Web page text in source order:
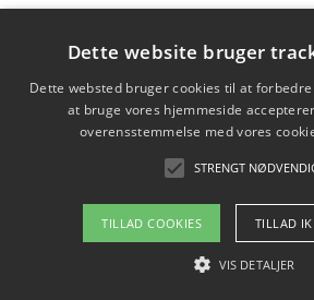
Copyright 2026 -
Om / kontakt
Blog
Dette website bruger
Dette websted bruger cookies til at
at bruge vores hjemmeside
overensstemmelse med vores
STRENGT
TILLAD COOKIES TILLAD
VIS DETALJER